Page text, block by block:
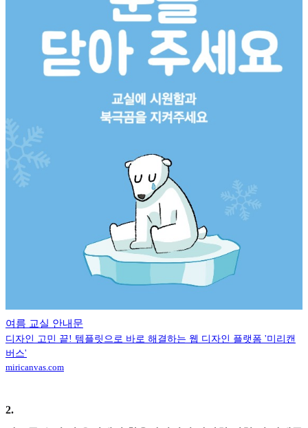
여름 교실 안내문
디자인 고민 끝! 템플릿으로 바로 해결하는 웹 디자인 플랫폼 '미리캔
버스'
miricanvas.com
2.